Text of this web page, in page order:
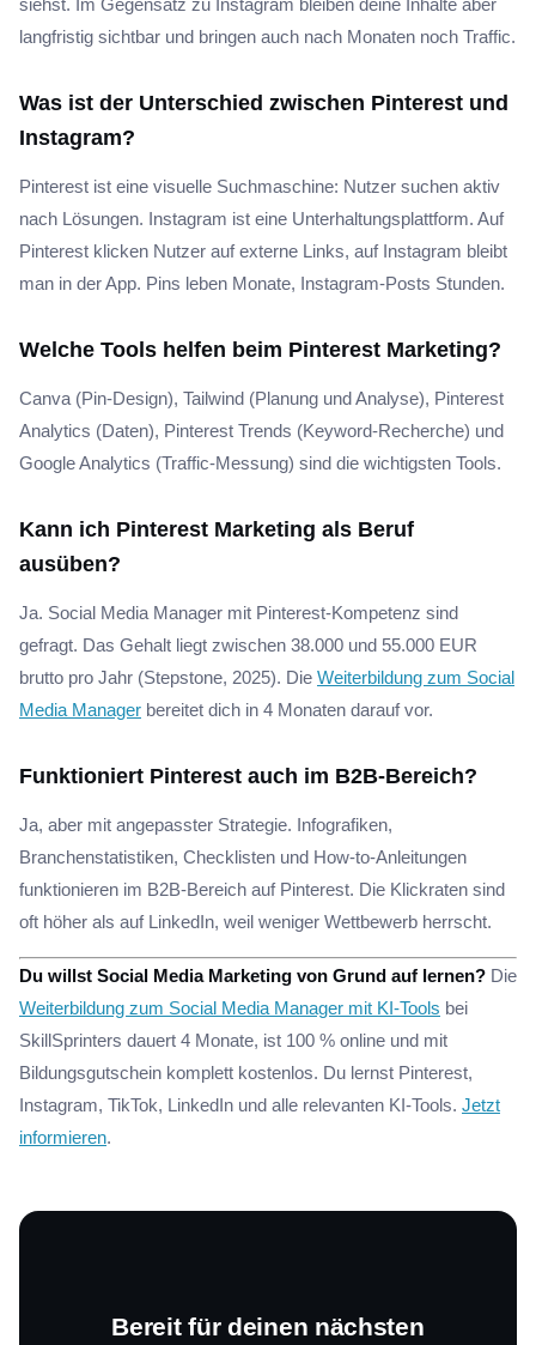
siehst. Im Gegensatz zu Instagram bleiben deine Inhalte aber
langfristig sichtbar und bringen auch nach Monaten noch Traffic.
Was ist der Unterschied zwischen Pinterest und
Instagram?
Pinterest ist eine visuelle Suchmaschine: Nutzer suchen aktiv
nach Lösungen. Instagram ist eine Unterhaltungsplattform. Auf
Pinterest klicken Nutzer auf externe Links, auf Instagram bleibt
man in der App. Pins leben Monate, Instagram-Posts Stunden.
Welche Tools helfen beim Pinterest Marketing?
Canva (Pin-Design), Tailwind (Planung und Analyse), Pinterest
Analytics (Daten), Pinterest Trends (Keyword-Recherche) und
Google Analytics (Traffic-Messung) sind die wichtigsten Tools.
Kann ich Pinterest Marketing als Beruf
ausüben?
Ja. Social Media Manager mit Pinterest-Kompetenz sind
gefragt. Das Gehalt liegt zwischen 38.000 und 55.000 EUR
brutto pro Jahr (Stepstone, 2025). Die Weiterbildung zum Social
Media Manager bereitet dich in 4 Monaten darauf vor.
Funktioniert Pinterest auch im B2B-Bereich?
Ja, aber mit angepasster Strategie. Infografiken,
Branchenstatistiken, Checklisten und How-to-Anleitungen
funktionieren im B2B-Bereich auf Pinterest. Die Klickraten sind
oft höher als auf LinkedIn, weil weniger Wettbewerb herrscht.
Du willst Social Media Marketing von Grund auf lernen? Die
Weiterbildung zum Social Media Manager mit KI-Tools bei
SkillSprinters dauert 4 Monate, ist 100 % online und mit
Bildungsgutschein komplett kostenlos. Du lernst Pinterest,
Instagram, TikTok, LinkedIn und alle relevanten KI-Tools. Jetzt
informieren.
Bereit für deinen nächsten